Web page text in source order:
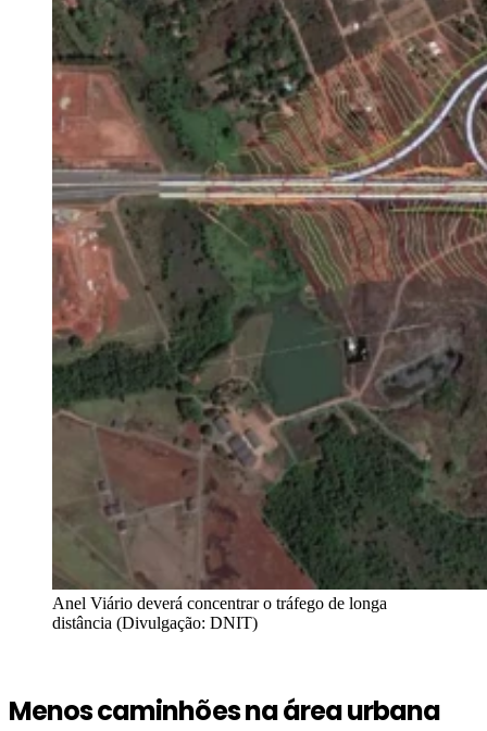
Anel Viário deverá concentrar o tráfego de longa
distância (Divulgação: DNIT)
Menos caminhões na área urbana